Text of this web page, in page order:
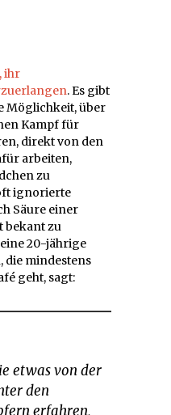
ihr
. Es gibt
Möglichkeit, über
Kampf für
direkt von den
arbeiten,
zu
ignorierte
Säure einer
bekant zu
20-jährige
die mindestens
geht, sagt:
den
erfahren,